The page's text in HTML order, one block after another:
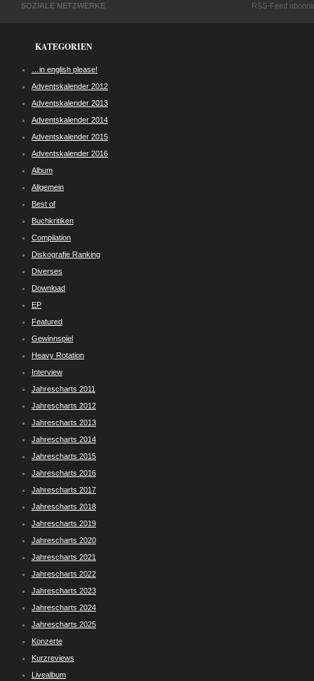
SOZIALE NETZWERKE RSS-Feed
KATEGORIEN
…in english please!
Adventskalender 2012
Adventskalender 2013
Adventskalender 2014
Adventskalender 2015
Adventskalender 2016
Album
Allgemein
Best of
Buchkritiken
Compilation
Diskografie Ranking
Diverses
Download
EP
Featured
Gewinnspiel
Heavy Rotation
Interview
Jahrescharts 2011
Jahrescharts 2012
Jahrescharts 2013
Jahrescharts 2014
Jahrescharts 2015
Jahrescharts 2016
Jahrescharts 2017
Jahrescharts 2018
Jahrescharts 2019
Jahrescharts 2020
Jahrescharts 2021
Jahrescharts 2022
Jahrescharts 2023
Jahrescharts 2024
Jahrescharts 2025
Konzerte
Kurzreviews
Livealbum